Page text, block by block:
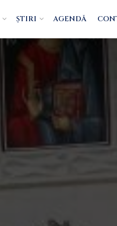
ȘTIRI AGENDĂ